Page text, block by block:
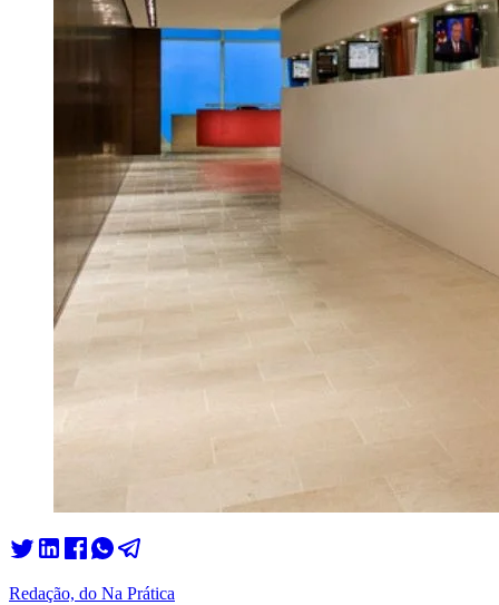
Redação, do Na Prática